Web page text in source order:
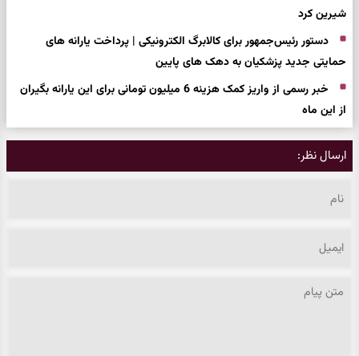
شیرین کرد
دستور رئیس‌جمهور برای کالابرگ الکترونیکی | پرداخت یارانه های
حمایتی جدید پزشکیان به دهک های پایین
خبر رسمی از واریز کمک هزینه 6 میلیون تومانی برای این یارانه بگیران
از این ماه
ارسال نظر: